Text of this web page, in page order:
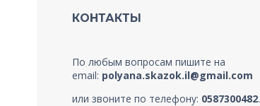
КОНТАКТЫ
По любым вопросам пишите на
email: polyana.skazok.il@gmail.com
или звоните по телефону: 0587300482.